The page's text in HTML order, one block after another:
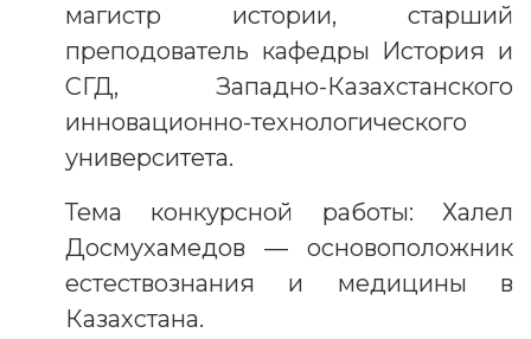
магистр истории, старший
преподователь кафедры История и
СГД, Западно-Казахстанского
инновационно-технологического
университета.
Тема конкурсной работы: Халел
Досмухамедов — основоположник
естествознания и медицины в
Казахстана.